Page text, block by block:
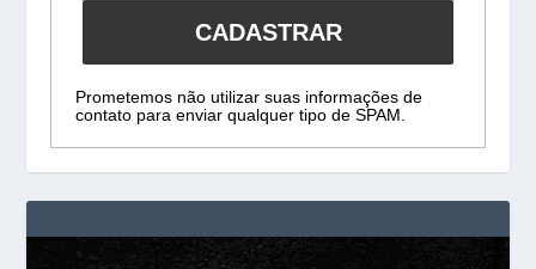
CADASTRAR
Prometemos não utilizar suas informações de
contato para enviar qualquer tipo de SPAM.